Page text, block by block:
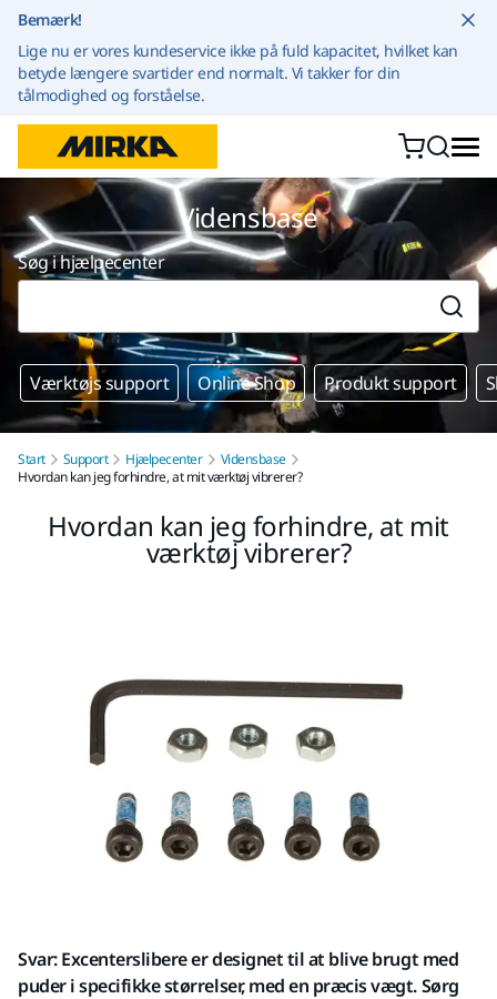
Bemærk!
Lige nu er vores kundeservice ikke på fuld kapacitet, hvilket kan
betyde længere svartider end normalt. Vi takker for din
tålmodighed og forståelse.
Vidensbase
Søg i hjælpecenter
Værktøjs support Online Shop Produkt support
Start Support Hjælpecenter
Vidensbase
Hvordan kan jeg forhindre, at mit værktøj vibrerer?
Hvordan kan jeg forhindre, at mit
værktøj vibrerer?
Svar: Excenterslibere er designet til at blive brugt med
puder i specifikke størrelser, med en præcis vægt. Sørg